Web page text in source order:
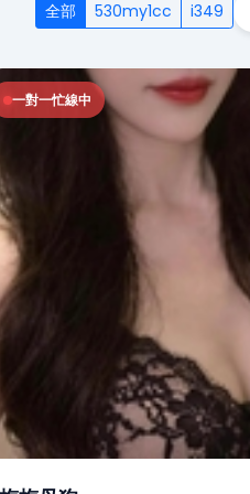
全部 530my1cc i349
一對一忙線中